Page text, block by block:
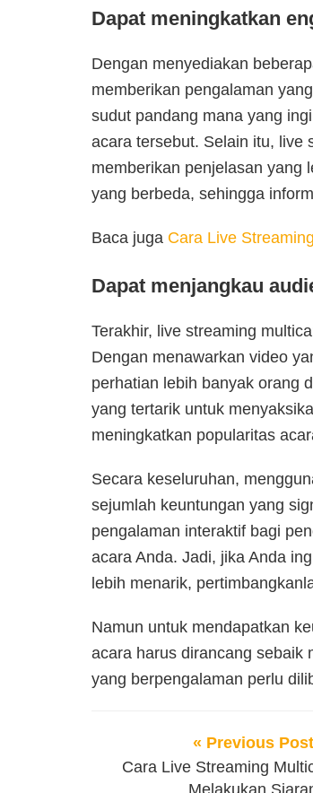
Dapat meningkatkan
Dengan menyediakan
memberikan pengalaman
sudut pandang mana yang
acara tersebut. Selain itu, live
memberikan penjelasan yang
yang berbeda, sehingga
Baca juga Cara Live
Dapat menjangkau
Terakhir, live streaming
Dengan menawarkan video
perhatian lebih banyak orang
yang tertarik untuk
meningkatkan popularitas
Secara keseluruhan,
sejumlah keuntungan yang
pengalaman interaktif bagi
acara Anda. Jadi, jika Anda
lebih menarik,
Namun untuk mendapatkan
acara harus dirancang sebaik
yang berpengalaman perlu
« Previous Post
Cara Live Streaming
Melakukan